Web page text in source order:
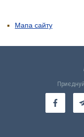
Мапа сайту